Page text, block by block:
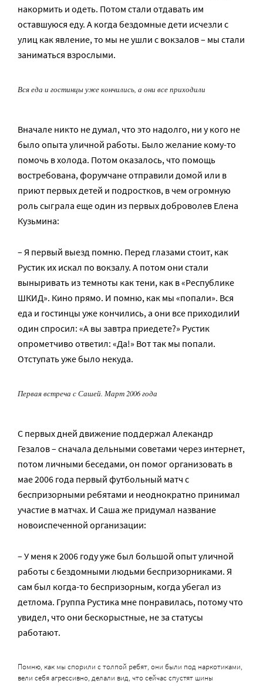
накормить и одеть. Потом стали отдавать им
оставшуюся еду. А когда бездомные дети исчезли с
улиц как явление, то мы не ушли с вокзалов – мы стали
заниматься взрослыми.
Вся еда и гостинцы уже кончились, а они все приходили
Вначале никто не думал, что это надолго, ни у кого не
было опыта уличной работы. Было желание кому-то
помочь в холода. Потом оказалось, что помощь
востребована, форумчане отправили домой или в
приют первых детей и подростков, в чем огромную
роль сыграла еще один из первых доброволев Елена
Кузьмина:
– Я первый выезд помню. Перед глазами стоит, как
Рустик их искал по вокзалу. А потом они стали
выныривать из темноты как тени, как в «Республике
ШКИД». Кино прямо. И помню, как мы «попали». Вся
еда и гостинцы уже кончились, а они все приходилиИ
один спросил: «А вы завтра приедете?» Рустик
опрометчиво ответил: «Да!» Вот так мы попали.
Отступать уже было некуда.
Первая встреча с Сашей. Март 2006 года
С первых дней движение поддержал Алекандр
Гезалов – сначала дельными советами через интернет,
потом личными беседами, он помог организовать в
мае 2006 года первый футбольный матч с
беспризорными ребятами и неоднократно принимал
участие в матчах. И Саша же придумал название
новоиспеченной организации:
– У меня к 2006 году уже был большой опыт уличной
работы с бездомными людьми беспризорниками. Я
сам был когда-то беспризорным, когда убегал из
детлома. Группа Рустика мне понравилась, потому что
увидел, что они бескорыстные, не за статусы
работают.
Помню, как мы спорили с толпой ребят, они были под наркотиками,
вели себя агрессивно, делали вид, что сейчас спустят шины